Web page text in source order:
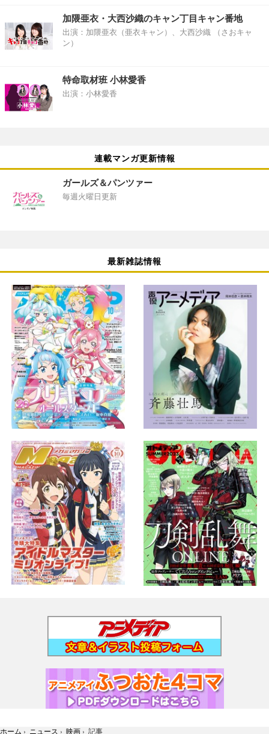
加隈亜衣・大西沙織のキャン丁目キャン番地
出演：加隈亜衣（亜衣キャン）、大西沙織 （さおキャ
ン）
特命取材班 小林愛香
出演：小林愛香
連載マンガ更新情報
ガールズ＆パンツァー
毎週火曜日更新
最新雑誌情報
ホーム › ニュース › 映画 › 記事